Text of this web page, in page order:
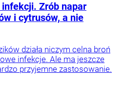
Zrób napar
i cytrusów, a nie
działa niczym celna broń
infekcje. Ale ma jeszcze
przyjemne zastosowanie.